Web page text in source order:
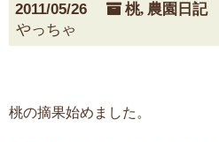
2011/05/26 桃, 農園日記
やっちゃ
桃の摘果始めました。